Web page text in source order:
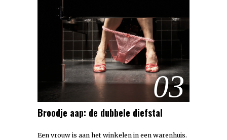
03
Broodje aap: de dubbele diefstal
Een vrouw is aan het winkelen in een warenhuis.